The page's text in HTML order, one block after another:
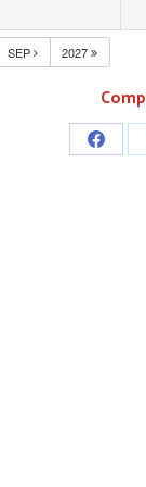
SEP 2027
Share